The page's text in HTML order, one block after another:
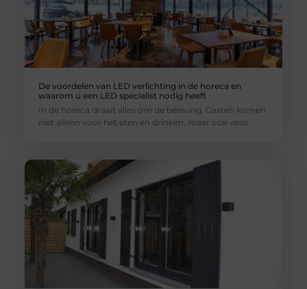
De voordelen van LED verlichting in de horeca en
waarom u een LED specialist nodig heeft
In de horeca draait alles om de beleving. Gasten komen
niet alleen voor het eten en drinken, maar ook voor